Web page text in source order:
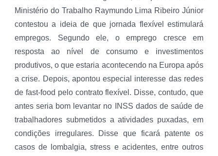
Ministério do Trabalho Raymundo Lima Ribeiro Júnior
contestou a ideia de que jornada flexível estimulará
empregos. Segundo ele, o emprego cresce em
resposta ao nível de consumo e investimentos
produtivos, o que estaria acontecendo na Europa após
a crise. Depois, apontou especial interesse das redes
de fast-food pelo contrato flexível. Disse, contudo, que
antes seria bom levantar no INSS dados de saúde de
trabalhadores submetidos a atividades puxadas, em
condições irregulares. Disse que ficará patente os
casos de lombalgia, stress e acidentes, entre outros